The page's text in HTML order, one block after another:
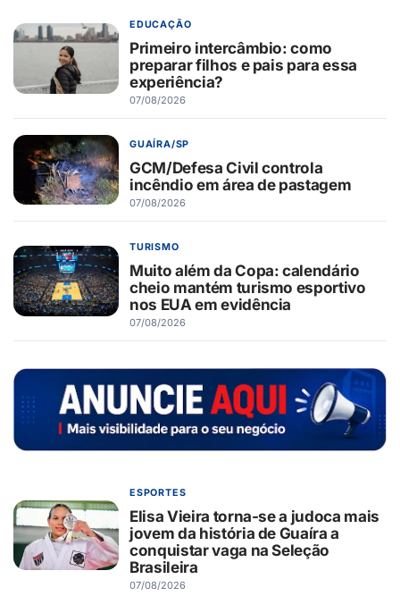
EDUCAÇÃO
Primeiro intercâmbio: como
preparar filhos e pais para essa
experiência?
07/08/2026
GUAÍRA/SP
GCM/Defesa Civil controla
incêndio em área de pastagem
07/08/2026
TURISMO
Muito além da Copa: calendário
cheio mantém turismo esportivo
nos EUA em evidência
07/08/2026
ESPORTES
Elisa Vieira torna-se a judoca mais
jovem da história de Guaíra a
conquistar vaga na Seleção
Brasileira
07/08/2026